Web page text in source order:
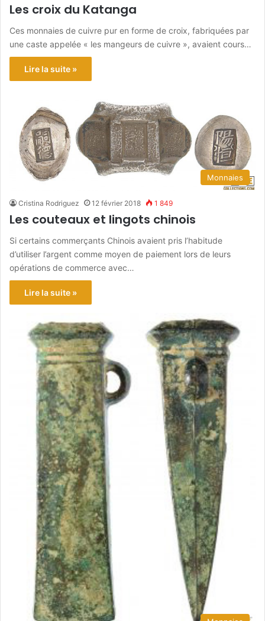
Les croix du Katanga
Ces monnaies de cuivre pur en forme de croix, fabriquées par
une caste appelée « les mangeurs de cuivre », avaient cours…
Lire la suite »
Monnaies
Cristina Rodriguez 12 février 2018 1 849
Les couteaux et lingots chinois
Si certains commerçants Chinois avaient pris l’habitude
d’utiliser l’argent comme moyen de paiement lors de leurs
opérations de commerce avec…
Lire la suite »